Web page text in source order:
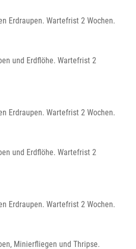
Erdraupen. Wartefrist 2 Wochen.
und Erdflöhe. Wartefrist 2
Erdraupen. Wartefrist 2 Wochen.
und Erdflöhe. Wartefrist 2
Erdraupen. Wartefrist 2 Wochen.
Minierfliegen und Thripse.